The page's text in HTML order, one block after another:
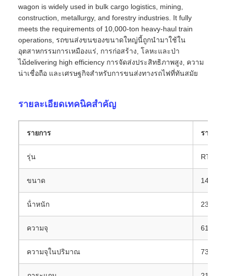
wagon is widely used in bulk cargo logistics, mining,
construction, metallurgy, and forestry industries. It fully
meets the requirements of 10,000‐ton heavy‐haul train
operations, รถขนส่งขนของขนาดใหญ่นี้ถูกนํามาใช้ใน
อุตสาหกรรมการเหมืองแร่, การก่อสร้าง, โลหะและป่า
ไม้delivering high efficiency การจัดส่งประสิทธิภาพสูง, ความ
น่าเชื่อถือ และเศรษฐกิจสําหรับการขนส่งทางรถไฟที่ทันสมัย
รายละเอียดเทคนิคสําคัญ
รายการ รายละ
รุ่น RTH18
ขนาด 1435 ม
น้ําหนัก 23 ตัน
ความจุ 61 ตัน
ความจุในปริมาณ 73.3